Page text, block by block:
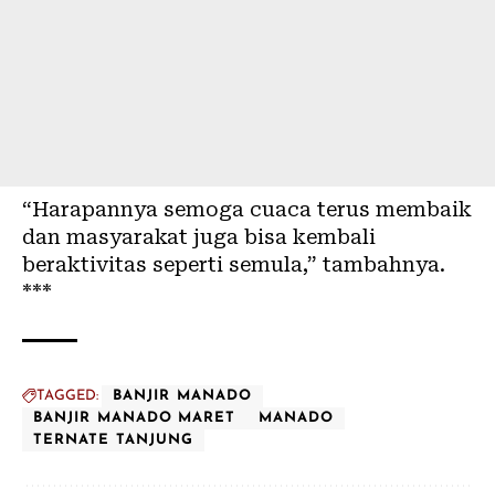
“Harapannya semoga cuaca terus membaik
dan masyarakat juga bisa kembali
beraktivitas seperti semula,” tambahnya.
***
TAGGED:
BANJIR MANADO
BANJIR MANADO MARET
MANADO
TERNATE TANJUNG